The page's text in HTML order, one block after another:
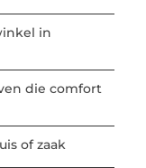
in
die comfort
of zaak